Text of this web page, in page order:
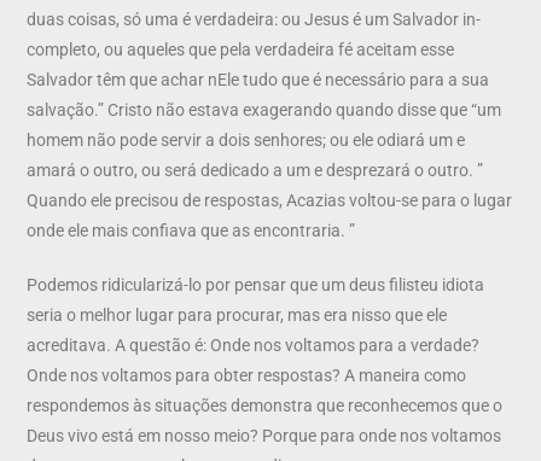
duas coisas, só uma é verdadeira: ou Jesus é um Salvador in-
completo, ou aqueles que pela verdadeira fé aceitam esse
Salvador têm que achar nEle tudo que é necessário para a sua
salvação.” Cristo não estava exagerando quando disse que “um
homem não pode servir a dois senhores; ou ele odiará um e
amará o outro, ou será dedicado a um e desprezará o outro. ”
Quando ele precisou de respostas, Acazias voltou-se para o lugar
onde ele mais confiava que as encontraria. ”
Podemos ridicularizá-lo por pensar que um deus filisteu idiota
seria o melhor lugar para procurar, mas era nisso que ele
acreditava. A questão é: Onde nos voltamos para a verdade?
Onde nos voltamos para obter respostas? A maneira como
respondemos às situações demonstra que reconhecemos que o
Deus vivo está em nosso meio? Porque para onde nos voltamos